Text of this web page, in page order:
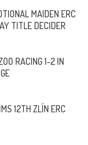
MAIDEN ERC
TITLE DECIDER
RACING 1-2 IN
12TH ZLÍN ERC